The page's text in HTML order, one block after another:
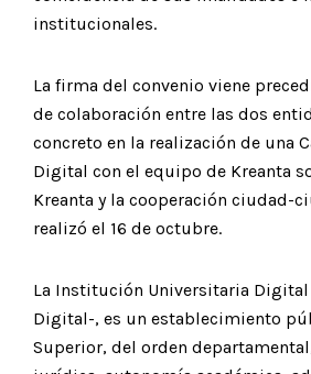
institucionales.
La firma del convenio viene
de colaboración entre las dos
concreto en la realización de una
Digital con el equipo de Kreanta
Kreanta y la cooperación ciudad-
realizó el 16 de octubre.
La Institución Universitaria Digital
Digital-, es un establecimiento
Superior, del orden